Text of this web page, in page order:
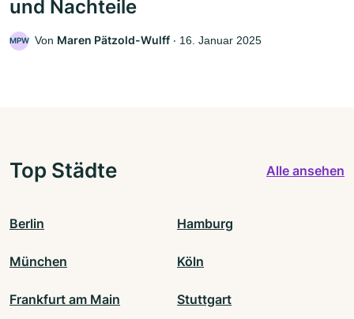
und Nachteile
MPW Von Maren Pätzold-Wulff ‧ 16. Januar 2025
Top Städte Alle ansehen
Berlin Hamburg
München Köln
Frankfurt am Main Stuttgart